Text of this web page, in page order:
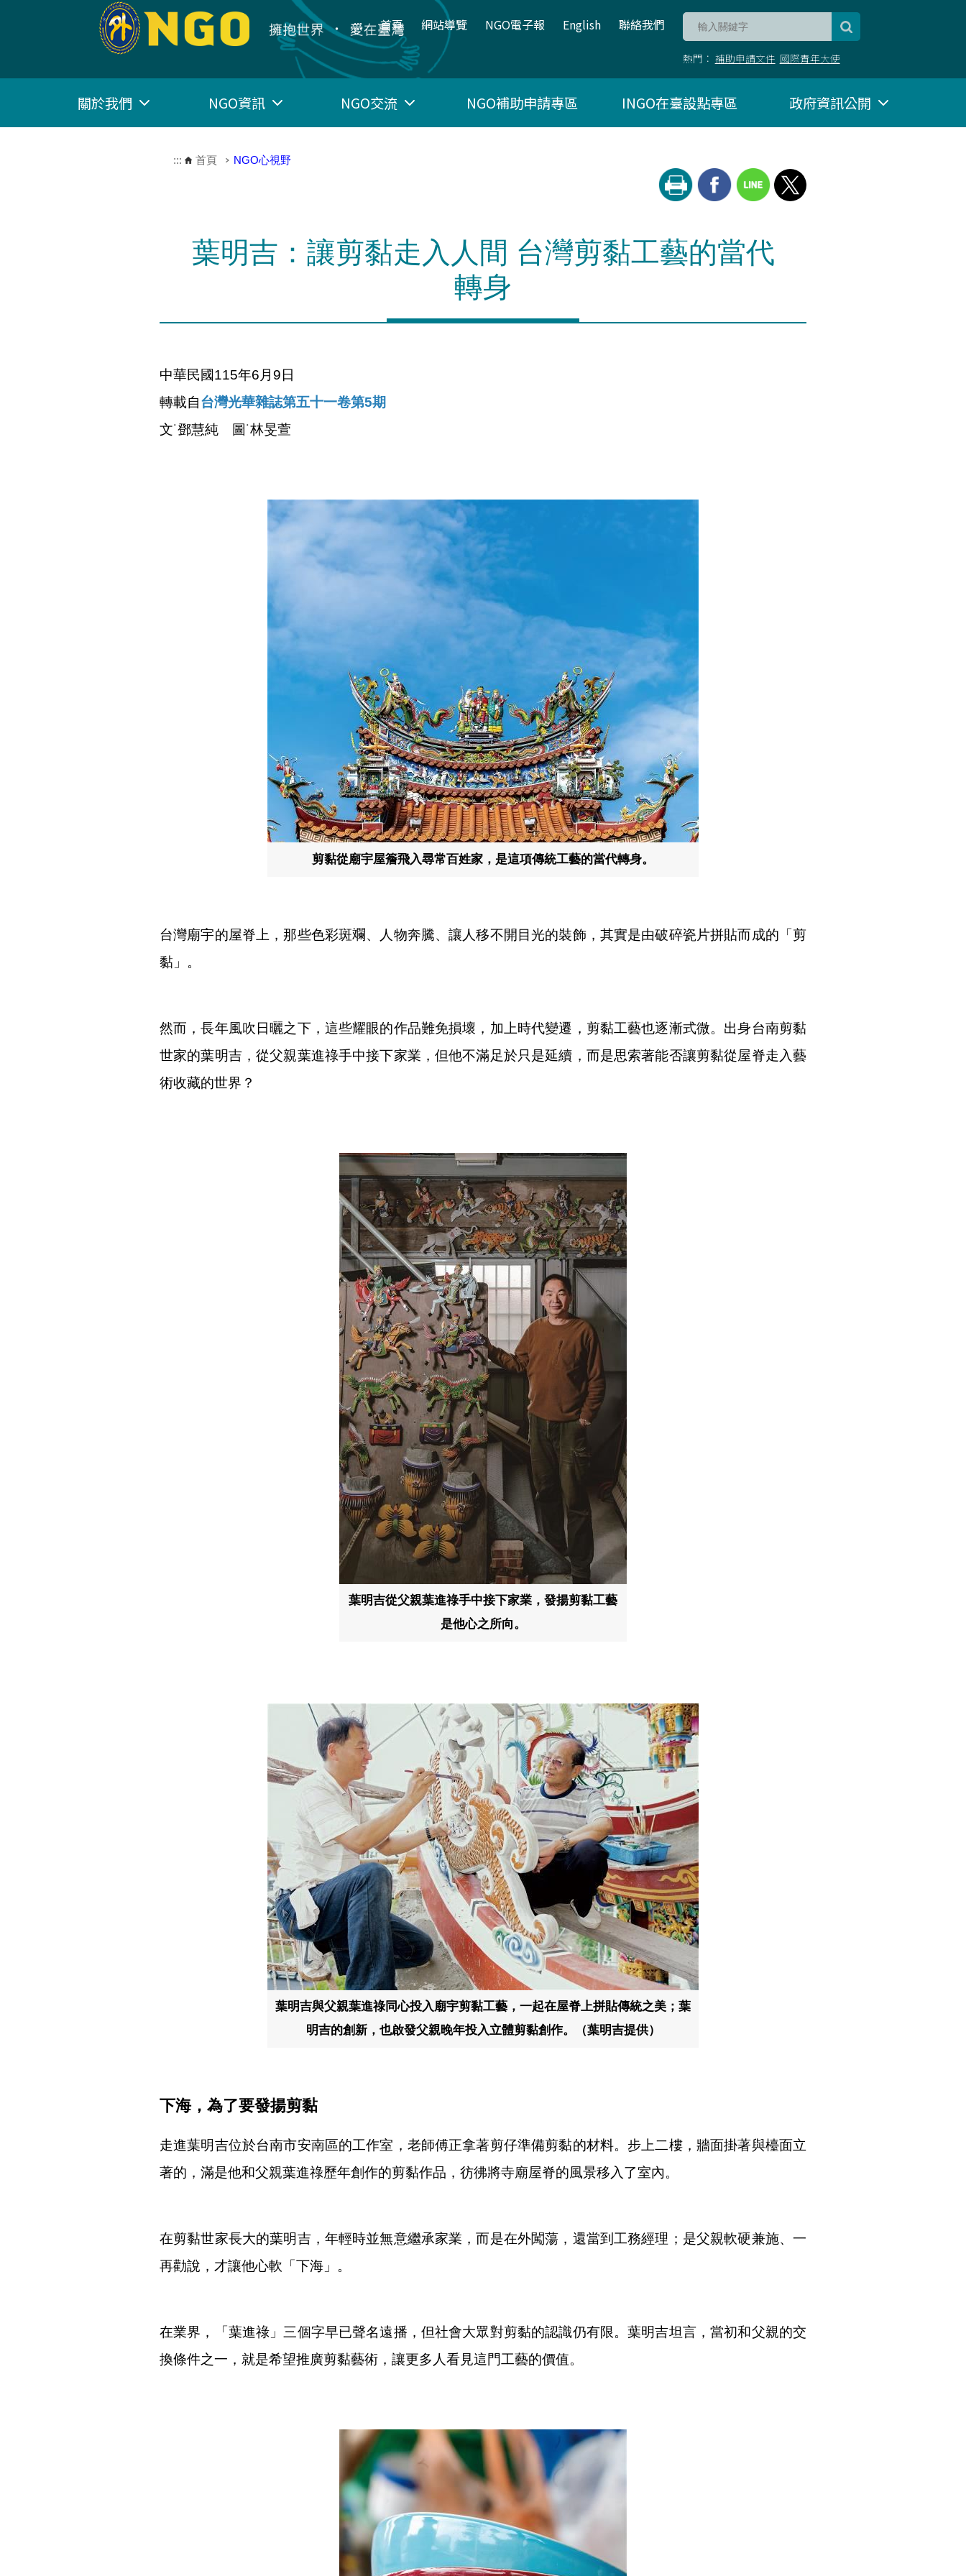
跳到主要內容區塊
::: 首頁 網站導覽 NGO電子報 English 聯絡我們
熱門： 補助申請文件 國際青年大使
關於我們 NGO資訊 NGO交流 NGO補助申請專區 INGO在臺設點專區 政府資訊公開
::: 首頁 NGO心視野
葉明吉：讓剪黏走入人間 台灣剪黏工藝的當代
轉身
中華民國115年6月9日
轉載自台灣光華雜誌第五十一卷第5期
文˙鄧慧純 圖˙林旻萱
剪黏從廟宇屋簷飛入尋常百姓家，是這項傳統工藝的當代轉身。
台灣廟宇的屋脊上，那些色彩斑斕、人物奔騰、讓人移不開目光的裝飾，其實是由破碎瓷片拼貼而成的「剪
黏」。
然而，長年風吹日曬之下，這些耀眼的作品難免損壞，加上時代變遷，剪黏工藝也逐漸式微。出身台南剪黏
世家的葉明吉，從父親葉進祿手中接下家業，但他不滿足於只是延續，而是思索著能否讓剪黏從屋脊走入藝
術收藏的世界？
葉明吉從父親葉進祿手中接下家業，發揚剪黏工藝
是他心之所向。
葉明吉與父親葉進祿同心投入廟宇剪黏工藝，一起在屋脊上拼貼傳統之美；葉
明吉的創新，也啟發父親晚年投入立體剪黏創作。（葉明吉提供）
下海，為了要發揚剪黏
走進葉明吉位於台南市安南區的工作室，老師傅正拿著剪仔準備剪黏的材料。步上二樓，牆面掛著與檯面立
著的，滿是他和父親葉進祿歷年創作的剪黏作品，彷彿將寺廟屋脊的風景移入了室內。
在剪黏世家長大的葉明吉，年輕時並無意繼承家業，而是在外闖蕩，還當到工務經理；是父親軟硬兼施、一
再勸說，才讓他心軟「下海」。
在業界，「葉進祿」三個字早已聲名遠播，但社會大眾對剪黏的認識仍有限。葉明吉坦言，當初和父親的交
換條件之一，就是希望推廣剪黏藝術，讓更多人看見這門工藝的價值。